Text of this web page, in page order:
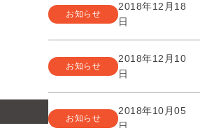
お知らせ
2018年12月18
日
お知らせ
2018年12月10
日
お知らせ
2018年10月05